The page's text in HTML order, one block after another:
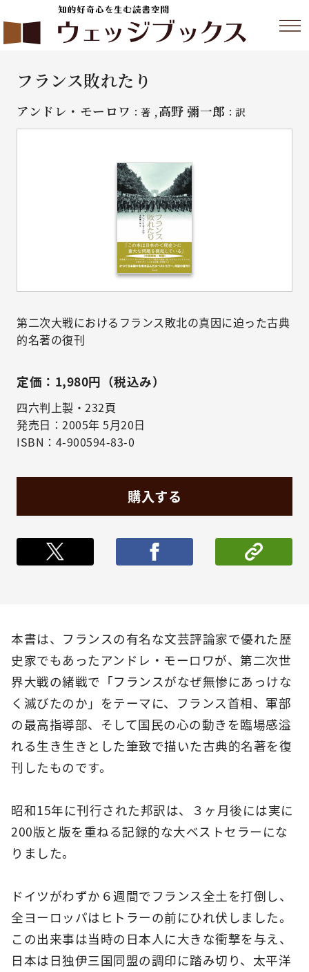
フランス敗れたり
アンドレ・モーロワ ：著 ,高野 彌一郎 ：訳
第二次大戦におけるフランス敗北の真因に迫った古典
的名著の復刊
定価：1,980円（税込み）
四六判上製・232頁
発売日：2005年 5月20日
ISBN：4-900594-83-0
購入する
ポストする シェ
本書は、フランスの有名な文芸評論家で優れた歴
史家でもあったアンドレ・モーロワが、第二次世
界大戦の緒戦で「フランスがなぜ無惨にあっけな
く滅びたのか」をテーマに、フランス首相、軍部
の最高指導部、そして国民の心の動きを臨場感溢
れる生き生きとした筆致で描いた古典的名著を復
刊したものです。
昭和15年に刊行された邦訳は、３ヶ月後には実に
200版と版を重ねる記録的な大ベストセラーにな
りました。
ドイツがわずか６週間でフランス全土を打倒し、
全ヨーロッパはヒトラーの前にひれ伏しました。
この出来事は当時の日本人に大きな衝撃を与え、
日本は日独伊三国同盟の調印に踏み切り、太平洋